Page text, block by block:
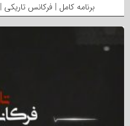
برنامه کامل | فرکانس تاریکی | ۱۴۰۴.۱۱.۱۳ | استاد عصام العماد